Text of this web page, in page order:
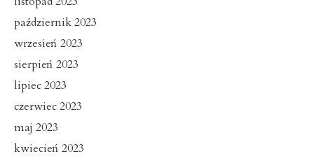
październik 2023
wrzesień 2023
sierpień 2023
lipiec 2023
czerwiec 2023
maj 2023
kwiecień 2023